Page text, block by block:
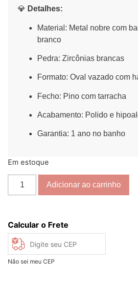
💎 Detalhes:
Material: Metal nobre com
branco
Pedra: Zircônias brancas
Formato: Oval vazado com
Fecho: Pino com tarracha
Acabamento: Polido e
Garantia: 1 ano no banho
Em estoque
Adicionar ao carrinho
Calcular o Frete
Não sei meu CEP